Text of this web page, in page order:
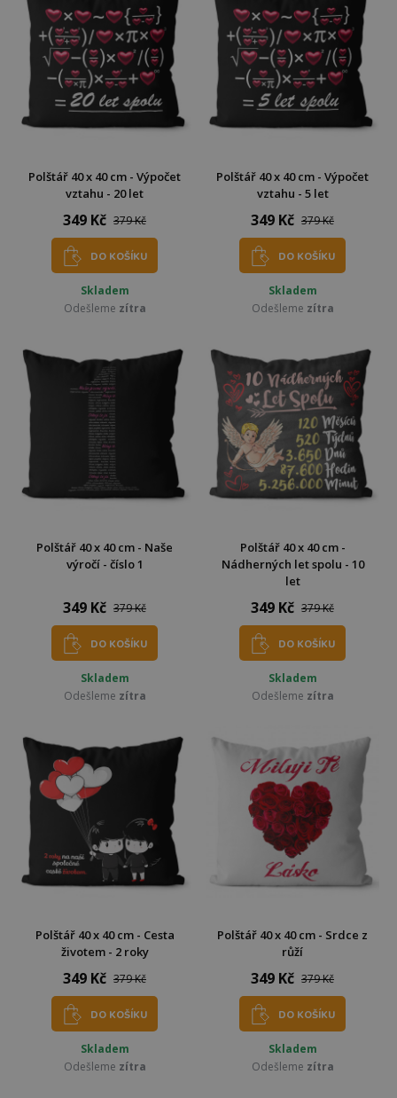
Polštář 40 x 40 cm - Výpočet
vztahu - 20 let
349 Kč 379 Kč
DO KOŠÍKU
Skladem
Odešleme zítra
Polštář 40 x 40 cm - Výpočet
vztahu - 5 let
349 Kč 379 Kč
DO KOŠÍKU
Skladem
Odešleme zítra
Polštář 40 x 40 cm - Naše
výročí - číslo 1
349 Kč 379 Kč
DO KOŠÍKU
Skladem
Odešleme zítra
Polštář 40 x 40 cm -
Nádherných let spolu - 10
let
349 Kč 379 Kč
DO KOŠÍKU
Skladem
Odešleme zítra
Polštář 40 x 40 cm - Cesta
životem - 2 roky
349 Kč 379 Kč
DO KOŠÍKU
Skladem
Odešleme zítra
Polštář 40 x 40 cm - Srdce z
růží
349 Kč 379 Kč
DO KOŠÍKU
Skladem
Odešleme zítra